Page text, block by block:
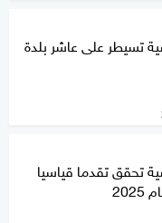
تسيطر على عاشر بلدة
تحقق تقدما قياسيا